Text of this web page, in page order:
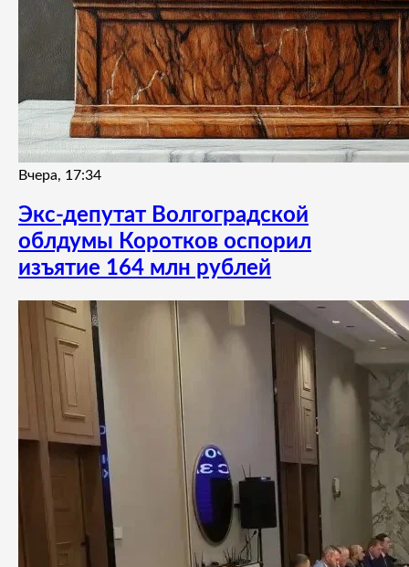
Вчера, 17:34
Экс-депутат Волгоградской
облдумы Коротков оспорил
изъятие 164 млн рублей